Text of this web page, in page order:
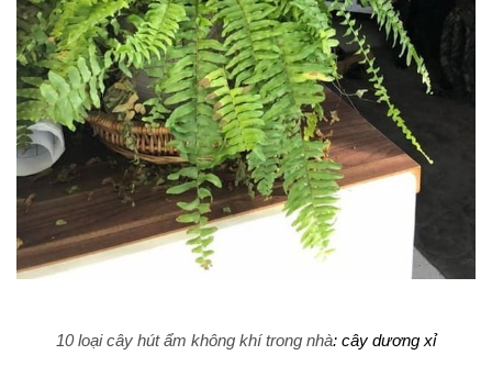
10 loại cây hút ẩm không khí trong nhà: cây dương xỉ